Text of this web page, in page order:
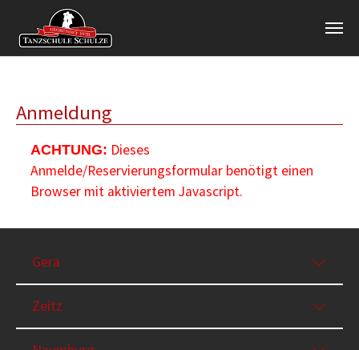
Anmeldung
ACHTUNG: Dieses
Anmelde/Reservierungsformular benötigt einen
Browser mit aktiviertem Javascript.
Gera
Zeitz